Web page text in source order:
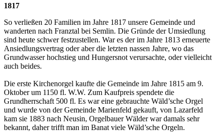
1817
So verließen 20 Familien im Jahre 1817 unsere Gemeinde und
wanderten nach Franztal bei Semlin. Die Gründe der Umsiedlung
sind heute schwer festzustellen. War es der im Jahre 1813 erneuerte
Ansiedlungsvertrag oder aber die letzten nassen Jahre, wo das
Grundwasser hochstieg und Hungersnot verursachte, oder vielleicht
auch beides.
Die erste Kirchenorgel kaufte die Gemeinde im Jahre 1815 am 9.
Oktober um 1150 fl. W.W. Zum Kaufpreis spendete die
Grundherrschaft 500 fl. Es war eine gebrauchte Wäld’sche Orgel
und wurde von der Gemeinde Marienfeld gekauft, von Lazarfeld
kam sie 1883 nach Neusin, Orgelbauer Wälder war damals sehr
bekannt, daher trifft man im Banat viele Wäld’sche Orgeln.